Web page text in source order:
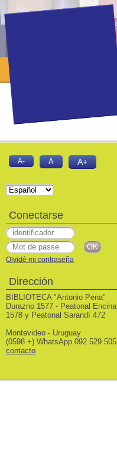
A- A A+
Conectarse
Olvidé mi contraseña
Dirección
BIBLIOTECA "Antonio Pena"
Durazno 1577 - Peatonal Encina
1578 y Peatonal Sarandí 472
Montevideo - Uruguay
(0598 +) WhatsApp 092 529 505
contacto